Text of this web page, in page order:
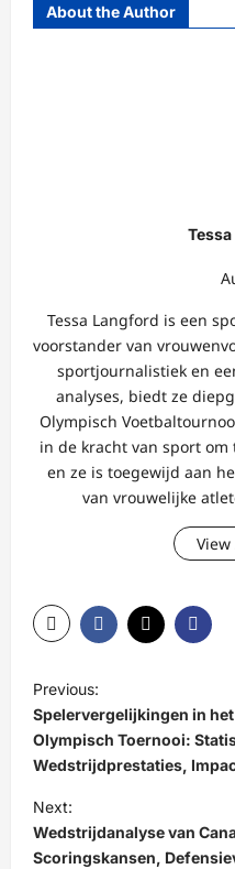
About the Author
Tessa Langford is een
voorstander van
sportjournalistiek en
analyses, biedt ze
Olympisch
in de kracht van sport
en ze is toegewijd aan
van vrouwelijke
View
P
o
s
t
n
a
Previous:
Spelervergelijkingen in
Olympisch Toernooi:
Wedstrijdprestaties,
Next:
Wedstrijdanalyse van
Scoringskansen,